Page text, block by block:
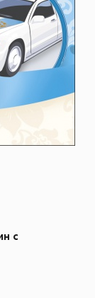
с